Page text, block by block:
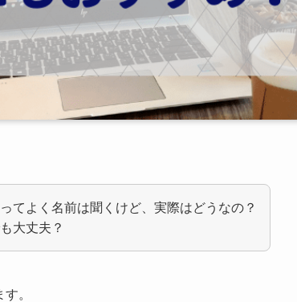
てよく名前は聞くけど、実際はどうなの？
大丈夫？
。